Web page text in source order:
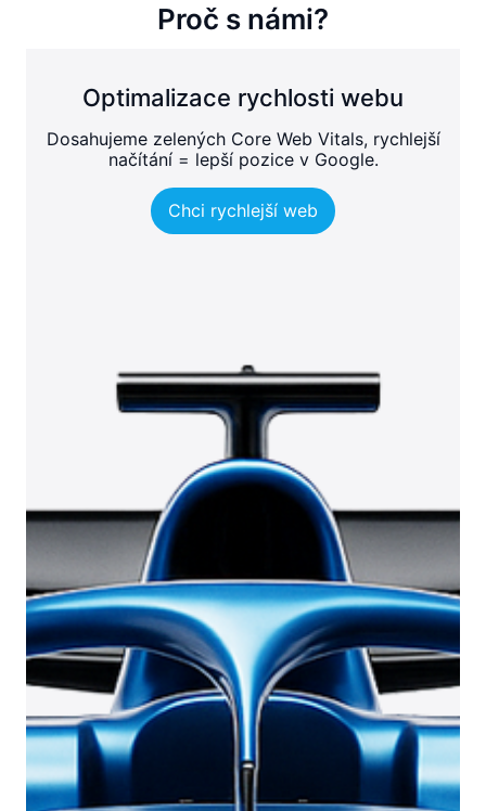
Proč s námi?
Optimalizace rychlosti webu
Dosahujeme zelených Core Web Vitals, rychlejší
načítání = lepší pozice v Google.
Chci rychlejší web